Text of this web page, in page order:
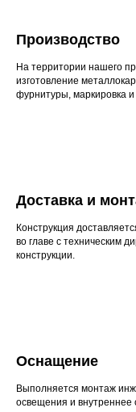
Производство
На территории нашего
изготовление
фурнитуры, маркировка и
Доставка и
Конструкция
во главе с техническим
конструкции.
Оснащение
Выполняется монтаж
освещения и внутреннее